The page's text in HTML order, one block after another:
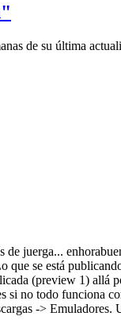
de su última
de juerga...
que se está
(preview 1) allá
si no todo funciona
-> Emuladores.